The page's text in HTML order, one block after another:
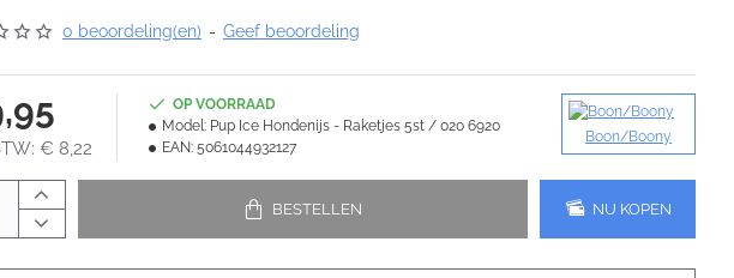
0 beoordeling(en) - Geef beoordeling
€ 8,22
OP VOORRAAD
Model: Pup Ice Hondenijs - Raketjes 5st / 020 6920
EAN: 5061044932127
Boon/Boony
BESTELLEN NU KOPEN